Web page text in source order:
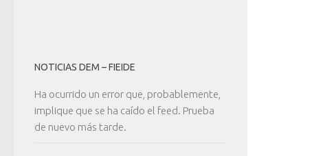
NOTICIAS DEM – FIEIDE
Ha ocurrido un error que, probablemente,
implique que se ha caído el feed. Prueba
de nuevo más tarde.